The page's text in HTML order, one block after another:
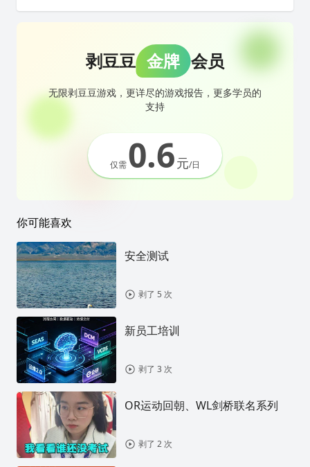
剥豆豆 金牌 会员
无限剥豆豆游戏，更详尽的游戏报告，更多学员的
支持
仅需0.6元/日
你可能喜欢
安全测试
剥了 5 次
新员工培训
剥了 3 次
OR运动回朝、WL剑桥联名系列
剥了 2 次